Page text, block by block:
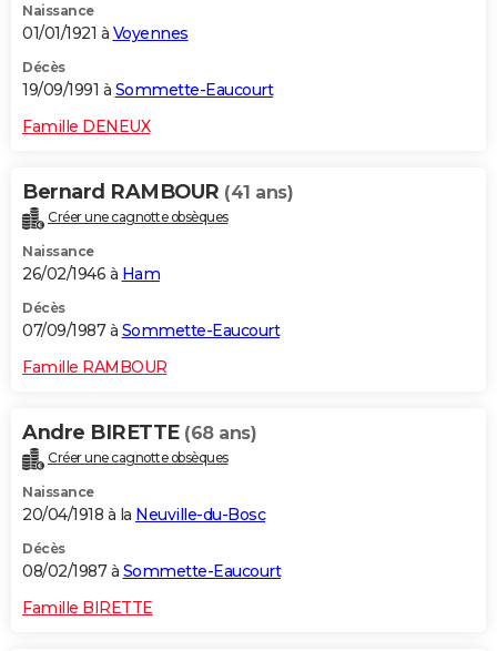
Naissance
01/01/1921 à Voyennes
Décès
19/09/1991 à Sommette-Eaucourt
Famille DENEUX
Bernard RAMBOUR (41 ans)
Créer une cagnotte obsèques
Naissance
26/02/1946 à Ham
Décès
07/09/1987 à Sommette-Eaucourt
Famille RAMBOUR
Andre BIRETTE (68 ans)
Créer une cagnotte obsèques
Naissance
20/04/1918 à la Neuville-du-Bosc
Décès
08/02/1987 à Sommette-Eaucourt
Famille BIRETTE